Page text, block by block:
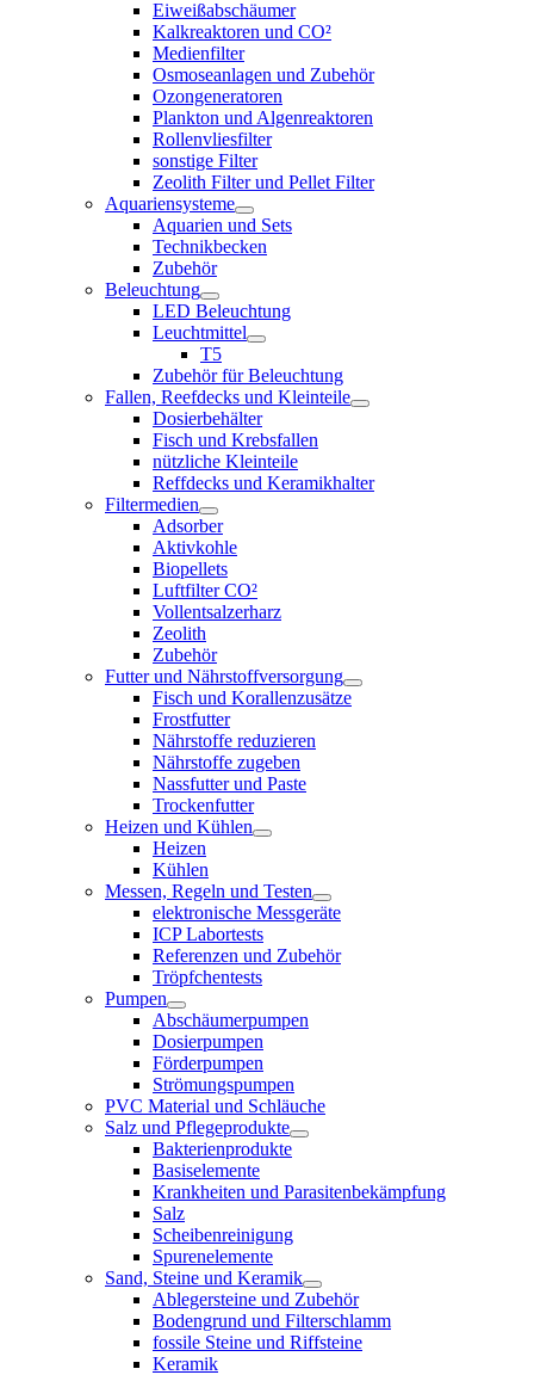
Eiweißabschäumer
Kalkreaktoren und CO²
Medienfilter
Osmoseanlagen und Zubehör
Ozongeneratoren
Plankton und Algenreaktoren
Rollenvliesfilter
sonstige Filter
Zeolith Filter und Pellet Filter
Aquariensysteme
Aquarien und Sets
Technikbecken
Zubehör
Beleuchtung
LED Beleuchtung
Leuchtmittel
T5
Zubehör für Beleuchtung
Fallen, Reefdecks und Kleinteile
Dosierbehälter
Fisch und Krebsfallen
nützliche Kleinteile
Reffdecks und Keramikhalter
Filtermedien
Adsorber
Aktivkohle
Biopellets
Luftfilter CO²
Vollentsalzerharz
Zeolith
Zubehör
Futter und Nährstoffversorgung
Fisch und Korallenzusätze
Frostfutter
Nährstoffe reduzieren
Nährstoffe zugeben
Nassfutter und Paste
Trockenfutter
Heizen und Kühlen
Heizen
Kühlen
Messen, Regeln und Testen
elektronische Messgeräte
ICP Labortests
Referenzen und Zubehör
Tröpfchentests
Pumpen
Abschäumerpumpen
Dosierpumpen
Förderpumpen
Strömungspumpen
PVC Material und Schläuche
Salz und Pflegeprodukte
Bakterienprodukte
Basiselemente
Krankheiten und Parasitenbekämpfung
Salz
Scheibenreinigung
Spurenelemente
Sand, Steine und Keramik
Ablegersteine und Zubehör
Bodengrund und Filterschlamm
fossile Steine und Riffsteine
Keramik